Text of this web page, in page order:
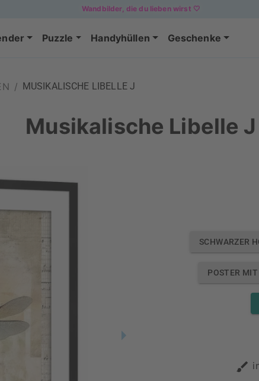
Wandbilder, die du lieben wirst 🤍
Puzzle Handyhüllen Geschenke
/ MUSIKALISCHE LIBELLE J
Musikalische Libelle J
SCHWARZER
POSTER